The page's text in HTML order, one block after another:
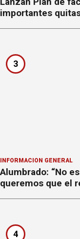
importantes
3
INFORMACION GENERAL
Alumbrado: “No
queremos que el
4